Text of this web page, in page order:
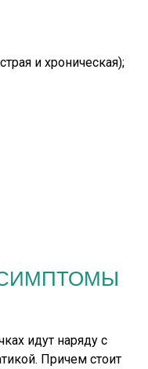
и хроническая);
идут наряду с
Причем стоит